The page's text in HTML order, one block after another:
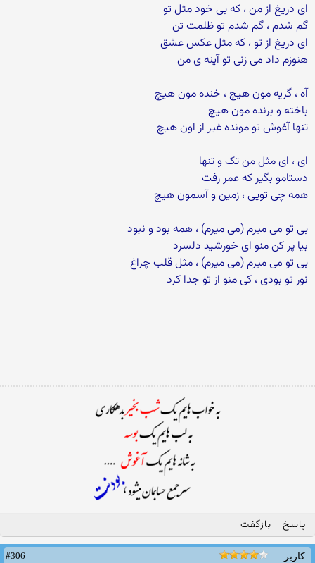
ای دریغ از من ، که بی خود مثل تو
گم شدم ، گم شدم تو ظلمت تن
ای دریغ از تو ، که مثل عکس عشق
هنوزم داد می زنی تو آینه ی من
آه ، گریه مون هیچ ، خنده مون هیچ
باخته و برنده مون هیچ
تنها آغوش تو مونده غیر از اون هیچ
ای ، ای مثل من تک و تنها
دستامو بگیر که عمر رفت
همه چی تویی ، زمین و آسمون هیچ
بی تو می میرم (می میرم) ، همه بود و نبود
بیا پر کن منو ای خورشید دلسرد
بی تو می میرم (می میرم) ، مثل قلب چراغ
نور تو بودی ، کی منو از تو جدا کرد
پاسخ بازگفت
کاربر
#306